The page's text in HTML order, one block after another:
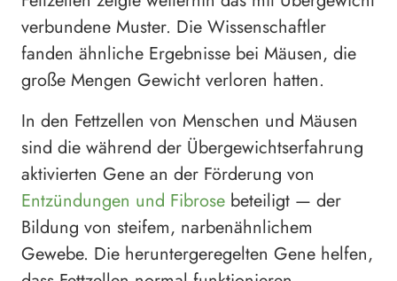
verbundene Muster. Die Wissenschaftler
fanden ähnliche Ergebnisse bei Mäusen, die
große Mengen Gewicht verloren hatten.
In den Fettzellen von Menschen und Mäusen
sind die während der Übergewichtserfahrung
aktivierten Gene an der Förderung von
Entzündungen und Fibrose beteiligt — der
Bildung von steifem, narbenähnlichem
Gewebe. Die heruntergeregelten Gene helfen,